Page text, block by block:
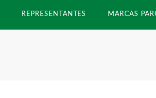
REPRESENTANTES MARCAS